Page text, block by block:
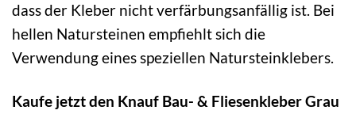
dass der Kleber nicht verfärbungsanfällig ist. Bei
hellen Natursteinen empfiehlt sich die
Verwendung eines speziellen Natursteinklebers.
Kaufe jetzt den Knauf Bau- & Fliesenkleber Grau